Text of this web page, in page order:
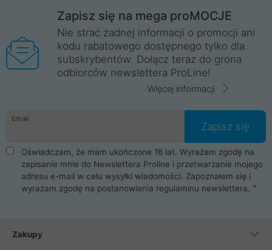
Zapisz się na mega proMOCJE
Nie strać żadnej informacji o promocji ani
kodu rabatowego dostępnego tylko dla
subskrybentów. Dołącz teraz do grona
odbiorców newslettera ProLine!
Więcej informacji
Email
Zapisz się
Oświadczam, że mam ukończone 16 lat. Wyrażam zgodę na
zapisanie mnie do Newslettera Proline i przetwarzanie mojego
adresu e-mail w celu wysyłki wiadomości. Zapoznałem się i
wyrażam zgodę na postanowienia regulaminu newslettera.
Zakupy